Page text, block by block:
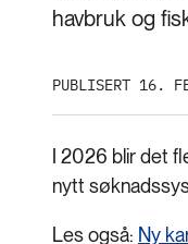
havbruk og
PUBLISERT 16.
I 2026 blir det
nytt
Les også: Ny